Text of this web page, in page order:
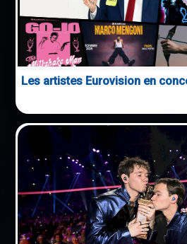
Les artistes Eurovision en